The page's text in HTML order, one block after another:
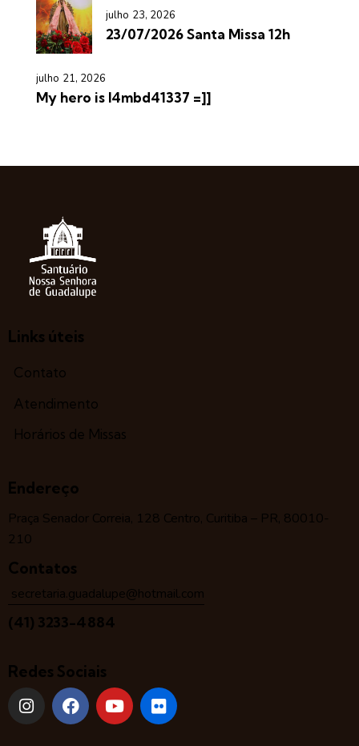
julho 23, 2026
23/07/2026 Santa Missa 12h
julho 21, 2026
My hero is l4mbd41337 =]]
Links úteis
Contato
Atendimento
Horários de Missas
Endereço
Praça Senador Correia, 128 Centro, Curitiba – PR, 80010-
210
Contatos
secretaria.guadalupe@hotmail.com
(41) 3233-4884
Redes Sociais